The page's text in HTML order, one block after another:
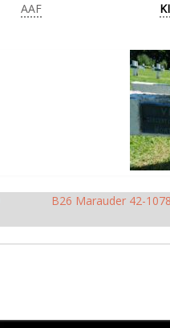
AAF
B26 Marauder 42-